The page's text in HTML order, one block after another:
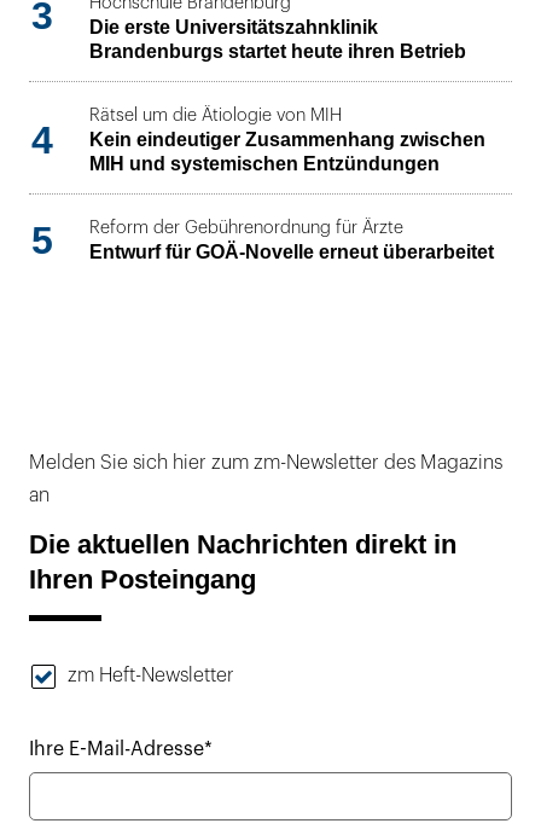
3
Die erste Universitätszahnklinik
Brandenburgs startet heute ihren Betrieb
4
Rätsel um die Ätiologie von MIH
Kein eindeutiger Zusammenhang zwischen
MIH und systemischen Entzündungen
5 Reform der Gebührenordnung für Ärzte
Entwurf für GOÄ-Novelle erneut überarbeitet
Melden Sie sich hier zum zm-Newsletter des Magazins
an
Die aktuellen Nachrichten direkt in
Ihren Posteingang
zm Heft-Newsletter
Ihre E-Mail-Adresse*